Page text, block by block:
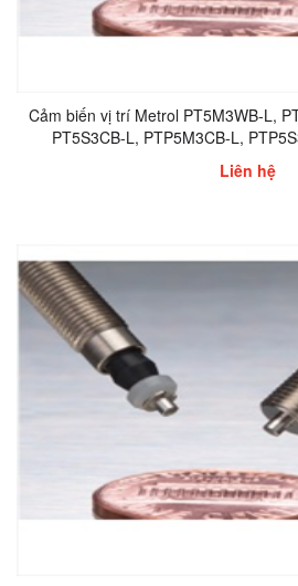
Cảm biến vị trí Metrol PT5M3WB-L,
PT5S3CB-L, PTP5M3CB-L,
PT5S3WA-L
Liên hệ